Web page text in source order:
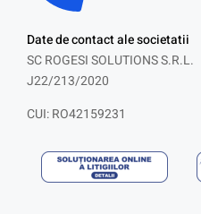
Date de contact ale societatii
SC ROGESI SOLUTIONS S.R.L.
J22/213/2020
CUI: RO42159231